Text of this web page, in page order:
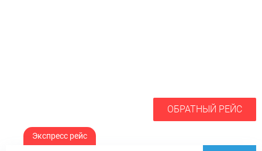
ОБРАТНЫЙ РЕЙС
Экспресс рейс